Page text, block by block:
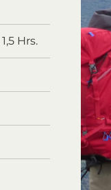
1,5 Hrs.